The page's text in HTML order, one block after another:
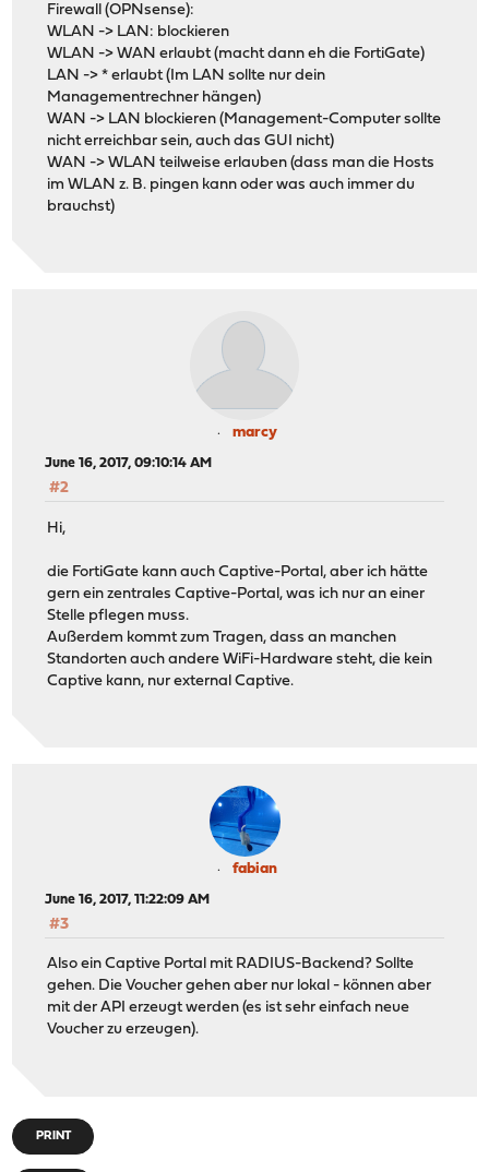
Firewall (OPNsense):
WLAN -> LAN: blockieren
WLAN -> WAN erlaubt (macht dann eh die FortiGate)
LAN -> * erlaubt (Im LAN sollte nur dein
Managementrechner hängen)
WAN -> LAN blockieren (Management-Computer sollte
nicht erreichbar sein, auch das GUI nicht)
WAN -> WLAN teilweise erlauben (dass man die Hosts
im WLAN z. B. pingen kann oder was auch immer du
brauchst)
marcy
June 16, 2017, 09:10:14 AM
#2
Hi,
die FortiGate kann auch Captive-Portal, aber ich hätte
gern ein zentrales Captive-Portal, was ich nur an einer
Stelle pflegen muss.
Außerdem kommt zum Tragen, dass an manchen
Standorten auch andere WiFi-Hardware steht, die kein
Captive kann, nur external Captive.
fabian
June 16, 2017, 11:22:09 AM
#3
Also ein Captive Portal mit RADIUS-Backend? Sollte
gehen. Die Voucher gehen aber nur lokal - können aber
mit der API erzeugt werden (es ist sehr einfach neue
Voucher zu erzeugen).
PRINT